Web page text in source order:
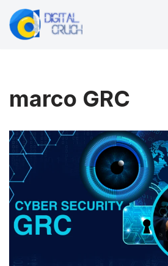
Saltar
marco GRC